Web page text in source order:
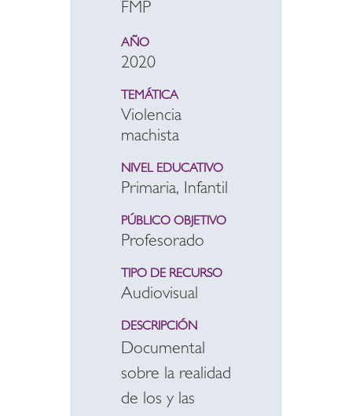
FMP
AÑO
2020
TEMÁTICA
Violencia
machista
NIVEL EDUCATIVO
Primaria, Infantil
PÚBLICO OBJETIVO
Profesorado
TIPO DE RECURSO
Audiovisual
DESCRIPCIÓN
Documental
sobre la realidad
de los y las